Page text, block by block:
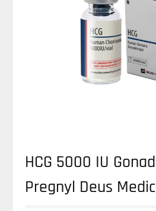
HCG 5000 IU
Pregnyl Deus